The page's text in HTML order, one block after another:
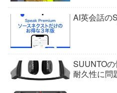
AI英会話の
SUUNTO
耐久性に問